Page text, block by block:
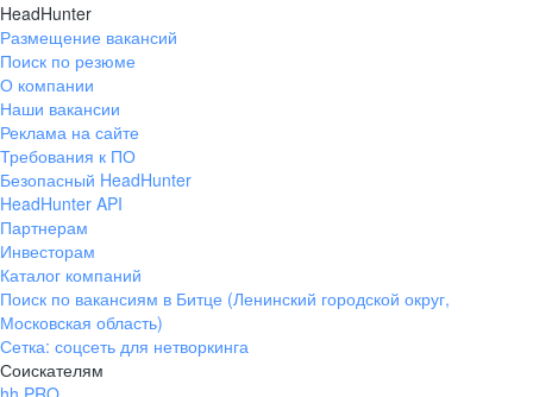
HeadHunter
Размещение вакансий
Поиск по резюме
О компании
Наши вакансии
Реклама на сайте
Требования к ПО
Безопасный HeadHunter
HeadHunter API
Партнерам
Инвесторам
Каталог компаний
Поиск по вакансиям в Битце (Ленинский городской округ,
Московская область)
Сетка: соцсеть для нетворкинга
Соискателям